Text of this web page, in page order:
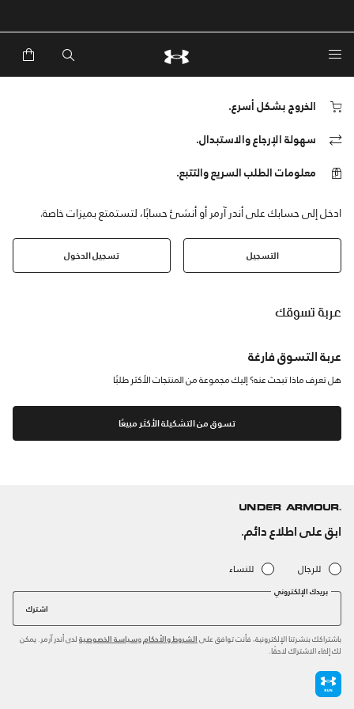
الخروج بشكل أسرع.
سهولة الإرجاع والاستبدال.
معلومات الطلب السريع والتتبع.
ادخل إلى حسابك على أندر آرمر أو أنشئ حسابًا، لتستمتع بميزات خاصة.
التسجيل تسجيل الدخول
عربة تسوقك
عربة التسوق فارغة
هل تعرف ماذا تبحث عنه؟ إليك مجموعة من المنتجات الأكثر طلبًا
تسوق من التشكيلة الأكثر مبيعًا
ابق على اطلاع دائم.
للرجال للنساء
بريدك الإلكتروني
اشترك
باشتراكك بنشرتنا الإلكترونية، فأنت توافق على الشروط والأحكام وسياسة الخصوصية لدى أندر آرمر. يمكن
لك إلغاء الاشتراك لاحقًا.